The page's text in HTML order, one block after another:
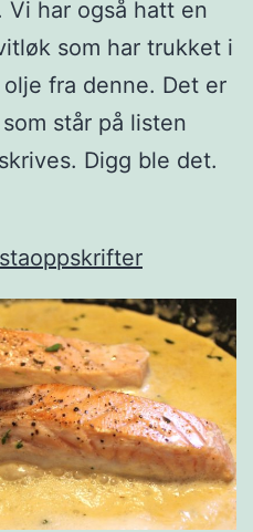
har også hatt en
som har trukket i
fra denne. Det er
står på listen
Digg ble det.